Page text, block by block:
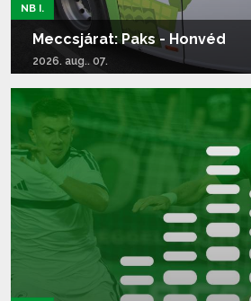
NB I.
Meccsjárat: Paks - Honvéd
2026. aug.. 07.
Tovább olvasom...